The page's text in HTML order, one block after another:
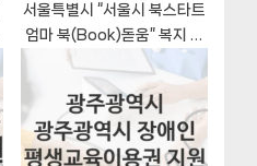
서울특별시 “서울시 북스타트
엄마 북(Book)돋움” 복지 지
원혜택 신청방법과 구비서류